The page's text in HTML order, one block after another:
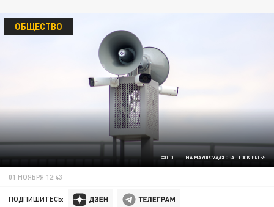
ФОТО: ELENA MAYOROVA/GLOBAL LOOK PRESS
ОБЩЕСТВО
01 НОЯБРЯ 12:43
ПОДПИШИТЕСЬ: